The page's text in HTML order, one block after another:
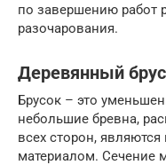
по завершению работ
разочарования.
Деревянный
Брусок – это
небольшие бревна,
всех сторон,
материалом. Сечение